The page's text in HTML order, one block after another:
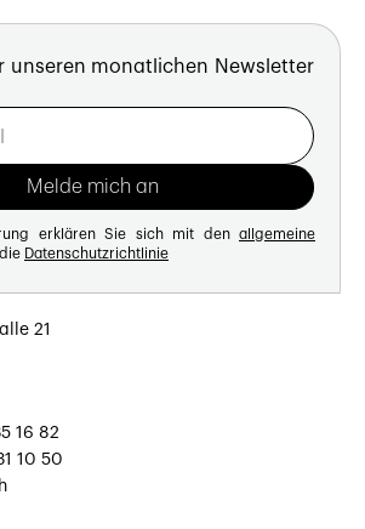
unseren monatlichen Newsletter
erklären Sie sich mit den allgemeine
Datenschutzrichtlinie
21
16 82
10 50